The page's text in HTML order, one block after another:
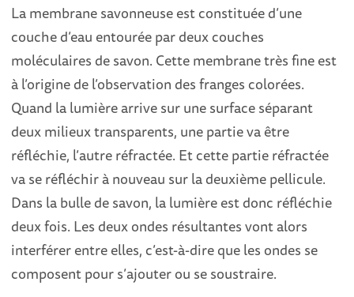
La membrane savonneuse est constituée d’une
couche d’eau entourée par deux couches
moléculaires de savon. Cette membrane très fine est
à l’origine de l’observation des franges colorées.
Quand la lumière arrive sur une surface séparant
deux milieux transparents, une partie va être
réfléchie, l’autre réfractée. Et cette partie réfractée
va se réfléchir à nouveau sur la deuxième pellicule.
Dans la bulle de savon, la lumière est donc réfléchie
deux fois. Les deux ondes résultantes vont alors
interférer entre elles, c’est-à-dire que les ondes se
composent pour s’ajouter ou se soustraire.